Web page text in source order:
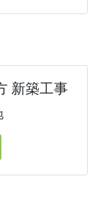
新築工事